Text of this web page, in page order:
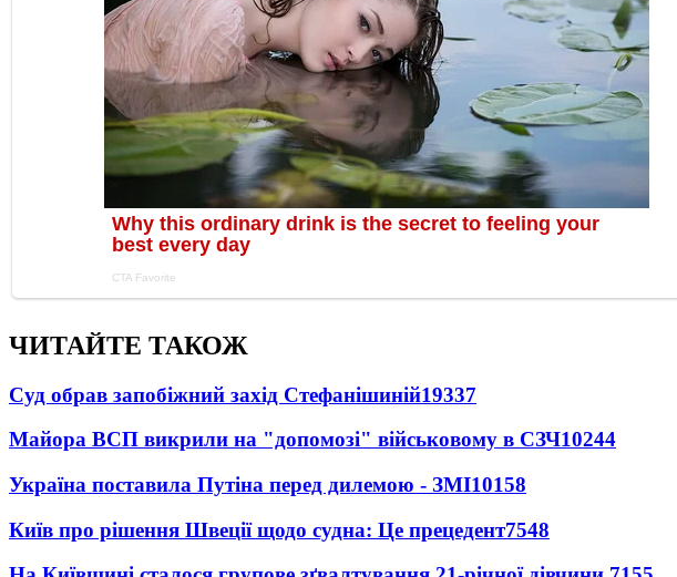
ЧИТАЙТЕ ТАКОЖ
Суд обрав запобіжний захід Стефанішиній19337
Майора ВСП викрили на "допомозі" військовому в СЗЧ10244
Україна поставила Путіна перед дилемою - ЗМІ10158
Київ про рішення Швеції щодо судна: Це прецедент7548